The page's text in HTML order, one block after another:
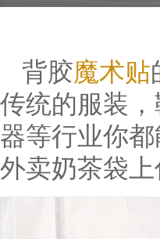
背胶魔术贴
传统的服装
器等行业你
外卖奶茶袋